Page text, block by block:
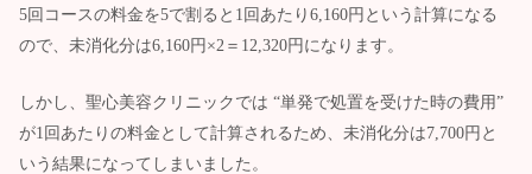
5回コースの料金を5で割ると1回あたり6,160円という計算になる
ので、未消化分は6,160円×2＝12,320円になります。
しかし、聖心美容クリニックでは “単発で処置を受けた時の費用”
が1回あたりの料金として計算されるため、未消化分は7,700円と
いう結果になってしまいました。